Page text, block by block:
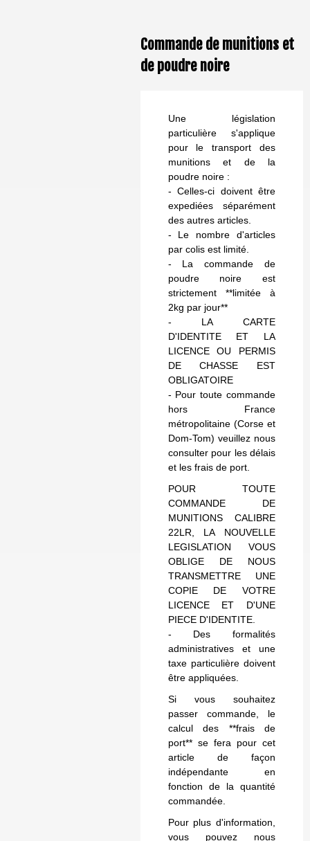
Commande de munitions et
de poudre noire
Une législation
particulière s'applique
pour le transport des
munitions et de la
poudre noire :
- Celles-ci doivent être
expediées séparément
des autres articles.
- Le nombre d'articles
par colis est limité.
- La commande de
poudre noire est
strictement **limitée à
2kg par jour**
- LA CARTE
D'IDENTITE ET LA
LICENCE OU PERMIS
DE CHASSE EST
OBLIGATOIRE
- Pour toute commande
hors France
métropolitaine (Corse et
Dom-Tom) veuillez nous
consulter pour les délais
et les frais de port.
POUR TOUTE
COMMANDE DE
MUNITIONS CALIBRE
22LR, LA NOUVELLE
LEGISLATION VOUS
OBLIGE DE NOUS
TRANSMETTRE UNE
COPIE DE VOTRE
LICENCE ET D'UNE
PIECE D'IDENTITE.
- Des formalités
administratives et une
taxe particulière doivent
être appliquées.
Si vous souhaitez
passer commande, le
calcul des **frais de
port** se fera pour cet
article de façon
indépendante en
fonction de la quantité
commandée.
Pour plus d'information,
vous pouvez nous